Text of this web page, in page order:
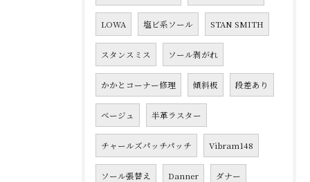
LOWA 塩ビ系ソール STAN SMITH
スタンスミス ソール剥がれ
かかとコーナー修理 傾斜板 段差あり
ベージュ 半革ラスター
チャールズパッチパッチ Vibram148
ソール張替え Danner ダナー